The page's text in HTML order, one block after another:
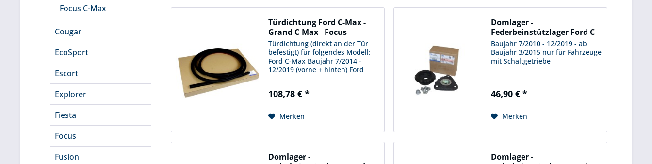
Focus C-Max
Cougar
EcoSport
Escort
Explorer
Fiesta
Focus
Fusion
Türdichtung Ford C-Max -
Grand C-Max - Focus
Türdichtung (direkt an der Tür
befestigt) für folgendes Modell:
Ford C-Max Baujahr 7/2014 -
12/2019 (vorne + hinten) Ford
Baujahr 1/2011 (vorne + hinten)
108,78 € *
Merken
Domlager -
Federbeinstützlager Ford C-
Max -...
Baujahr 7/2010 - 12/2019 - ab
Baujahr 3/2015 nur für Fahrzeuge
mit Schaltgetriebe
46,90 € *
Merken
Domlager -
Domlager -